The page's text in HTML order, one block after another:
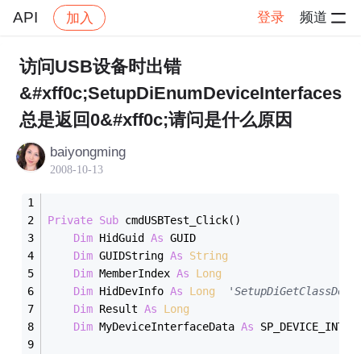
API 加入 登录 频道
社区 API 帖子详情
访问USB设备时出错
&#xff0c;SetupDiEnumDeviceInterfaces
总是返回0&#xff0c;请问是什么原因
baiyongming
2008-10-13
Private Sub cmdUSBTest_Click()
Dim HidGuid As GUID
Dim GUIDString As
String
Dim MemberIndex As
Long
Dim HidDevInfo As Long
'SetupDiGetClassDevs
Dim Result As
Long
Dim MyDeviceInterfaceData As